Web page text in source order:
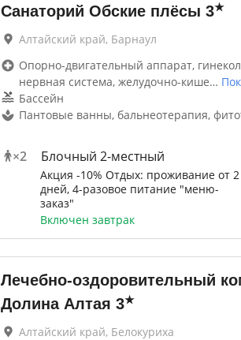
Санаторий Обские плёсы 3★
Алтайский край, Барнаул
Опорно-двигательный аппарат,
нервная система, желудочно-кише…
Бассейн
Пантовые ванны, бальнеотерапия,
×2 Блочный 2-местный
Акция -10% Отдых: проживание от 2
дней, 4-разовое питание "меню-
заказ"
Включен завтрак
Лечебно-оздоровительный
Долина Алтая 3★
Алтайский край, Белокуриха